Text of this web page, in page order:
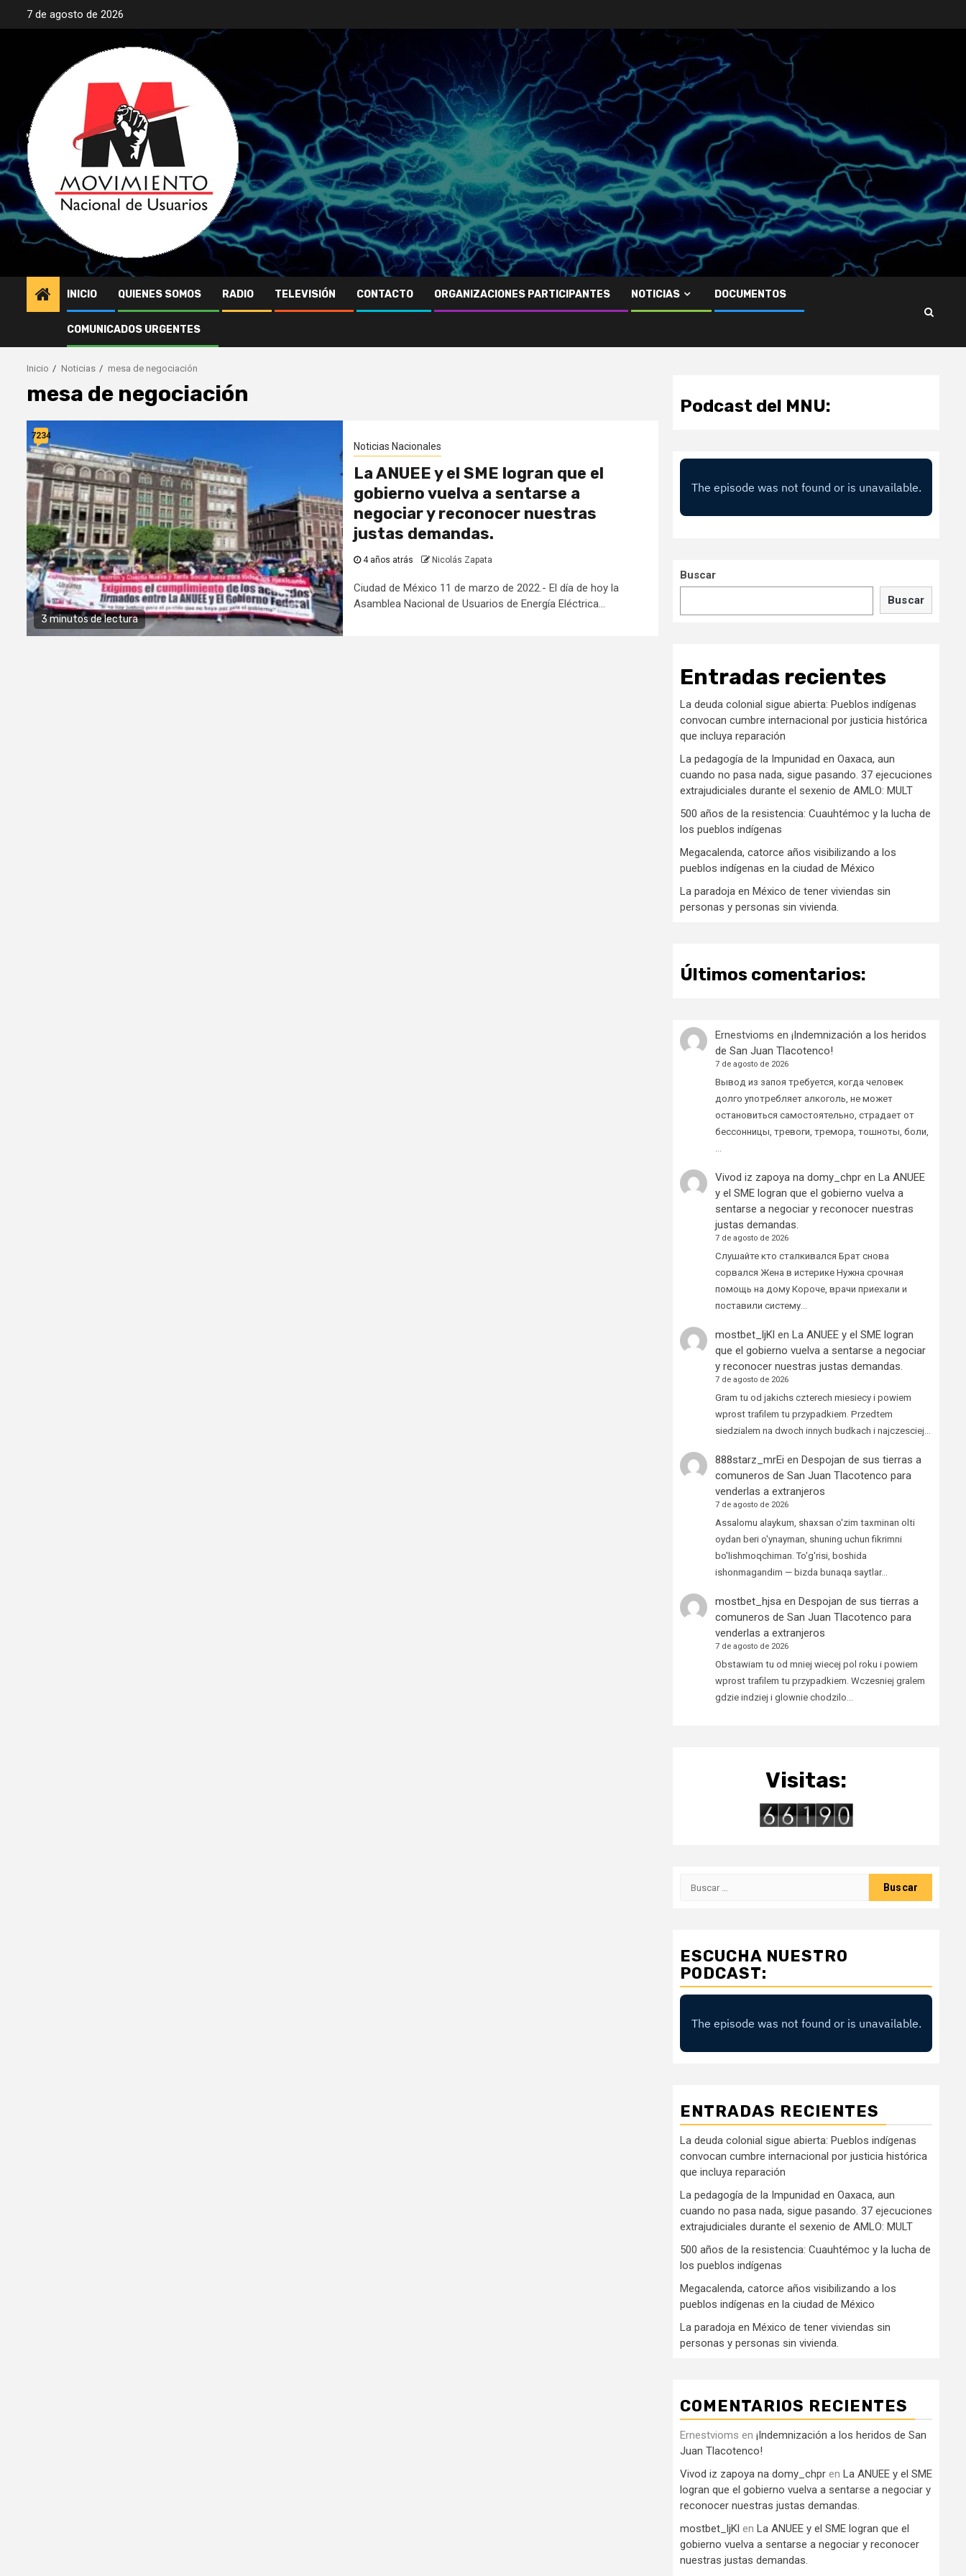
7 de agosto de 2026
INICIO QUIENES SOMOS RADIO TELEVISIÓN CONTACTO ORGANIZACIONES PARTICIPANTES NOTICIAS DOCUMENTOS
COMUNICADOS URGENTES
Inicio Noticias mesa de negociación
mesa de negociación
3 minutos de lectura
7234
Noticias Nacionales
La ANUEE y el SME logran que el
gobierno vuelva a sentarse a
negociar y reconocer nuestras
justas demandas.
4 años atrás Nicolás Zapata
Ciudad de México 11 de marzo de 2022.- El día de hoy la
Asamblea Nacional de Usuarios de Energía Eléctrica...
Podcast del MNU:
Buscar
Buscar
Entradas recientes
La deuda colonial sigue abierta: Pueblos indígenas
convocan cumbre internacional por justicia histórica
que incluya reparación
La pedagogía de la Impunidad en Oaxaca, aun
cuando no pasa nada, sigue pasando. 37 ejecuciones
extrajudiciales durante el sexenio de AMLO: MULT
500 años de la resistencia: Cuauhtémoc y la lucha de
los pueblos indígenas
Megacalenda, catorce años visibilizando a los
pueblos indígenas en la ciudad de México
La paradoja en México de tener viviendas sin
personas y personas sin vivienda.
Últimos comentarios:
Ernestvioms en ¡Indemnización a los heridos
de San Juan Tlacotenco!
7 de agosto de 2026
Вывод из запоя требуется, когда человек
долго употребляет алкоголь, не может
остановиться самостоятельно, страдает от
бессонницы, тревоги, тремора, тошноты, боли,
Vivod iz zapoya na domy_chpren La ANUEE
y el SME logran que el gobierno vuelva a
sentarse a negociar y reconocer nuestras
justas demandas.
7 de agosto de 2026
Слушайте кто сталкивался Брат снова
сорвался Жена в истерике Нужна срочная
помощь на дому Короче, врачи приехали и
поставили систему…
mostbet_ljKl en La ANUEE y el SME logran
que el gobierno vuelva a sentarse a negociar
y reconocer nuestras justas demandas.
7 de agosto de 2026
Gram tu od jakichs czterech miesiecy i powiem
wprost trafilem tu przypadkiem. Przedtem
siedzialem na dwoch innych budkach i najczesciej…
888starz_mrEi en Despojan de sus tierras a
comuneros de San Juan Tlacotenco para
venderlas a extranjeros
7 de agosto de 2026
Assalomu alaykum, shaxsan o'zim taxminan olti
oydan beri o'ynayman, shuning uchun fikrimni
bo'lishmoqchiman. To'g'risi, boshida
ishonmagandim — bizda bunaqa saytlar…
mostbet_hjsaen Despojan de sus tierras a
comuneros de San Juan Tlacotenco para
venderlas a extranjeros
7 de agosto de 2026
Obstawiam tu od mniej wiecej pol roku i powiem
wprost trafilem tu przypadkiem. Wczesniej gralem
gdzie indziej i glownie chodzilo…
Visitas:
ESCUCHA NUESTRO
PODCAST:
ENTRADAS RECIENTES
La deuda colonial sigue abierta: Pueblos indígenas
convocan cumbre internacional por justicia histórica
que incluya reparación
La pedagogía de la Impunidad en Oaxaca, aun
cuando no pasa nada, sigue pasando. 37 ejecuciones
extrajudiciales durante el sexenio de AMLO: MULT
500 años de la resistencia: Cuauhtémoc y la lucha de
los pueblos indígenas
Megacalenda, catorce años visibilizando a los
pueblos indígenas en la ciudad de México
La paradoja en México de tener viviendas sin
personas y personas sin vivienda.
COMENTARIOS RECIENTES
Ernestvioms en ¡Indemnización a los heridos de San
Juan Tlacotenco!
Vivod iz zapoya na domy_chpr en La ANUEE y el SME
logran que el gobierno vuelva a sentarse a negociar y
reconocer nuestras justas demandas.
mostbet_ljKl en La ANUEE y el SME logran que el
gobierno vuelva a sentarse a negociar y reconocer
nuestras justas demandas.